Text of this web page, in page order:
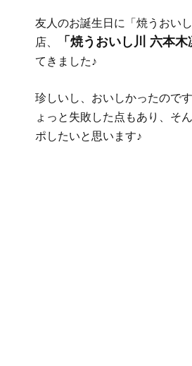
友人のお誕生日に「焼うおい
店、
「焼うおいし川 六本木
てきました♪
珍しいし、おいしかったので
ょっと失敗した点もあり、そ
ポしたいと思います♪